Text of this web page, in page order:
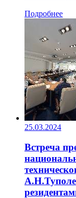
Подробнее
25.03.2024
Встреча